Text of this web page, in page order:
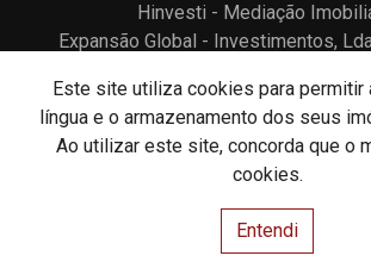
Este site utiliza cookies para permitir
língua e o armazenamento dos seus
Ao utilizar este site, concorda que o
cookies.
Entendi
Hinvesti - Mediação
Expansão Global - Investimentos,
Centros de Resolução de Litígios
Livro de Reclamações
©2026Powered by